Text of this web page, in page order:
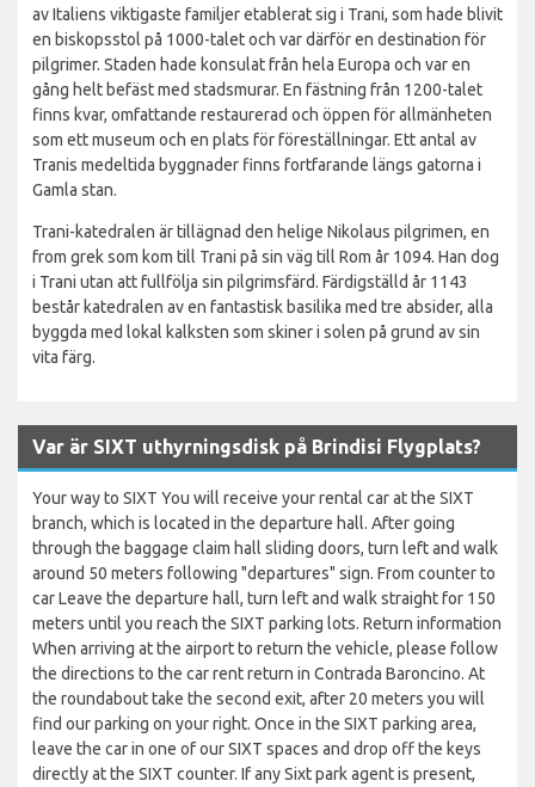
av Italiens viktigaste familjer etablerat sig i Trani, som hade blivit
en biskopsstol på 1000-talet och var därför en destination för
pilgrimer. Staden hade konsulat från hela Europa och var en
gång helt befäst med stadsmurar. En fästning från 1200-talet
finns kvar, omfattande restaurerad och öppen för allmänheten
som ett museum och en plats för föreställningar. Ett antal av
Tranis medeltida byggnader finns fortfarande längs gatorna i
Gamla stan.
Trani-katedralen är tillägnad den helige Nikolaus pilgrimen, en
from grek som kom till Trani på sin väg till Rom år 1094. Han dog
i Trani utan att fullfölja sin pilgrimsfärd. Färdigställd år 1143
består katedralen av en fantastisk basilika med tre absider, alla
byggda med lokal kalksten som skiner i solen på grund av sin
vita färg.
Var är SIXT uthyrningsdisk på Brindisi Flygplats?
Your way to SIXT You will receive your rental car at the SIXT
branch, which is located in the departure hall. After going
through the baggage claim hall sliding doors, turn left and walk
around 50 meters following "departures" sign. From counter to
car Leave the departure hall, turn left and walk straight for 150
meters until you reach the SIXT parking lots. Return information
When arriving at the airport to return the vehicle, please follow
the directions to the car rent return in Contrada Baroncino. At
the roundabout take the second exit, after 20 meters you will
find our parking on your right. Once in the SIXT parking area,
leave the car in one of our SIXT spaces and drop off the keys
directly at the SIXT counter. If any Sixt park agent is present,